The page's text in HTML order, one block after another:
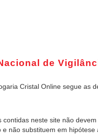
de
Cristal Online segue as
contidas neste site não
e não substituem em hipótese